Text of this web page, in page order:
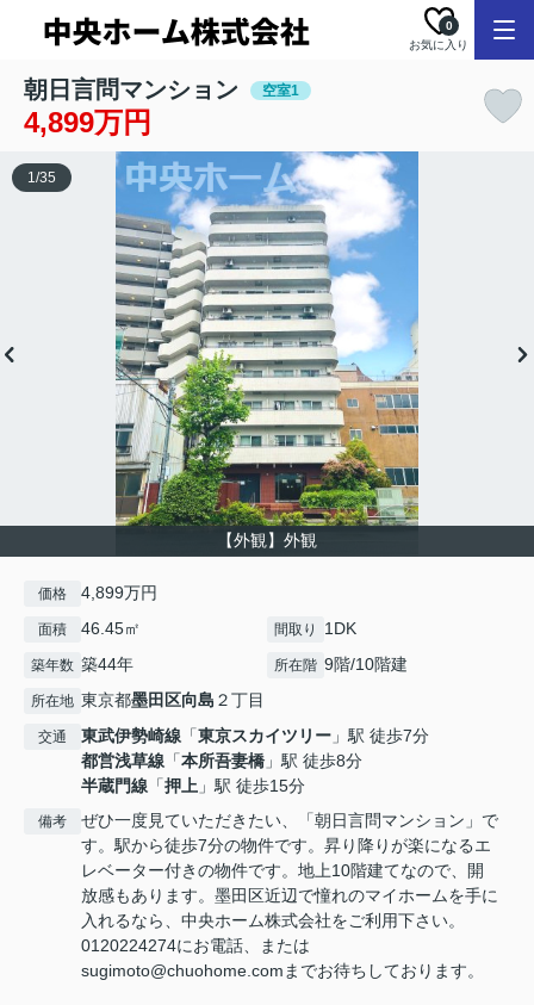
お気に入り
0
朝日言問マンション 空室1
4,899万円
【外観】外観
1/35
価格 4,899万円
面積 46.45㎡ 間取り 1DK
築年数 築44年 所在階 9階/10階建
所在地 東京都墨田区向島 ２丁目
交通 東武伊勢崎線 「東京スカイツリー 」駅 徒歩7分
都営浅草線 「本所吾妻橋 」駅 徒歩8分
半蔵門線 「押上 」駅 徒歩15分
備考
ぜひ一度見ていただきたい、「朝日言問マンション」で
す。駅から徒歩7分の物件です。昇り降りが楽になるエ
レベーター付きの物件です。地上10階建てなので、開
放感もあります。墨田区近辺で憧れのマイホームを手に
入れるなら、中央ホーム株式会社をご利用下さい。
0120224274にお電話、または
sugimoto@chuohome.comまでお待ちしております。